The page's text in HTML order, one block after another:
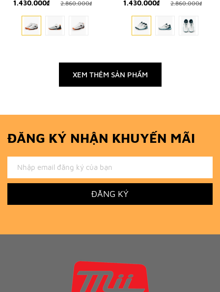
1.430.000₫
2.860.000₫
1.430.000₫
2.860.000₫
XEM THÊM SẢN PHẨM
ĐĂNG KÝ NHẬN KHUYẾN MÃI
ĐĂNG KÝ